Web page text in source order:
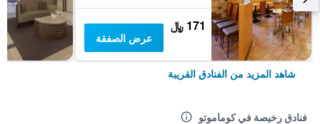
171 ﷼
عرض الصفقة
شاهد المزيد من الفنادق القريبة
فنادق رخيصة في كوماموتو